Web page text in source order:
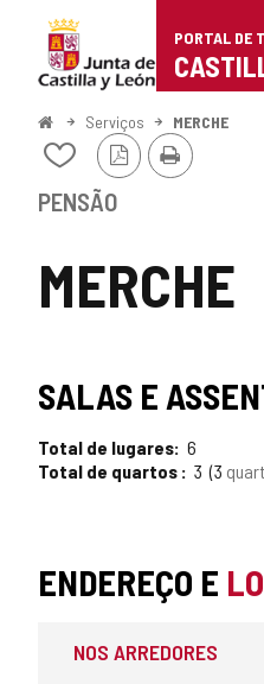
Portal
de
Turismo
Castilla
León
PORTAL DE
ComeçoServiços MERCHE
MERCHE
Adicionar
remover
cadernos
Versão
PDF
Imprimir
PENSÃO
SALAS E
Total de lugares 6
Total de quartos
3 3
ENDEREÇO E
NOS ARREDORES